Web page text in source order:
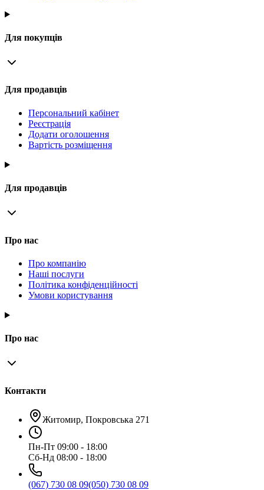
Для покупців
Для продавців
Персональний кабінет
Реєстрація
Додати оголошення
Вартість розміщення
Для продавців
Про нас
Про компанію
Наші послуги
Політика конфіденційності
Умови користування
Про нас
Контакти
Житомир, Покровська 271
Пн-Пт 09:00 - 18:00
Сб-Нд 08:00 - 18:00
(067) 730 08 09(050) 730 08 09